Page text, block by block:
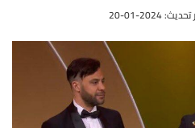
2024-01-20